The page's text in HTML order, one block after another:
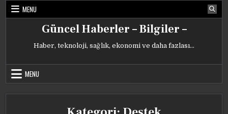
Skip
MENU
Güncel Haberler – Bilgiler –
Haber, teknoloji, sağlık, ekonomi ve daha fazlası…
MENU